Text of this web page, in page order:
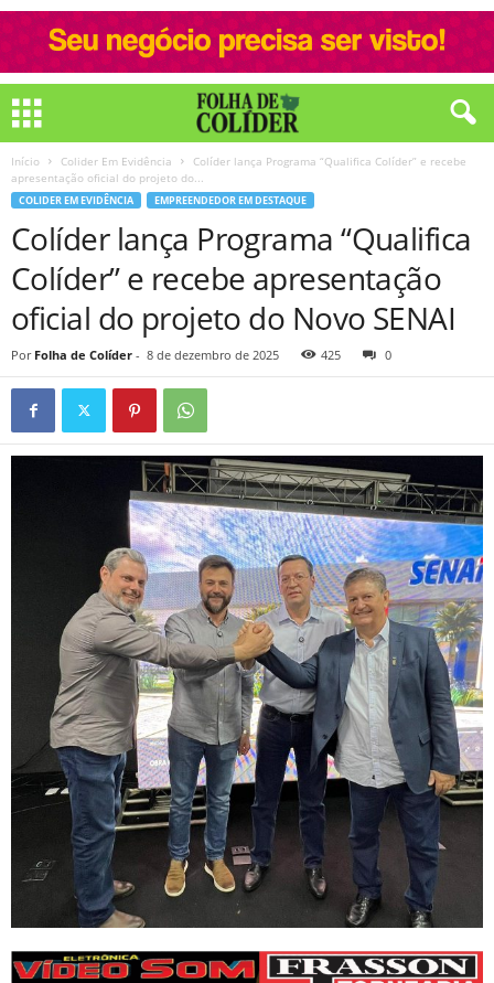
Início Colider Em Evidência
Colíder lança Programa “Qualifica Colíder” e recebe
apresentação oficial do projeto do...
COLIDER EM EVIDÊNCIA EMPREENDEDOR EM DESTAQUE
Colíder lança Programa “Qualifica
Colíder” e recebe apresentação
oficial do projeto do Novo SENAI
Por Folha de Colíder - 8 de dezembro de 2025 425 0